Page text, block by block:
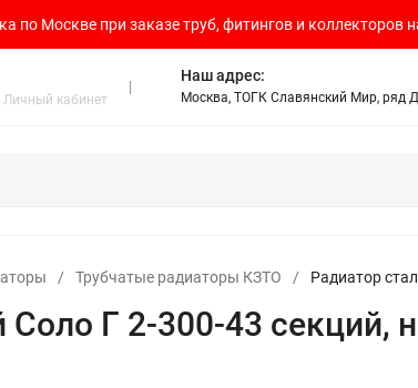
по Москве при заказе труб, фитингов и коллекторов
Личный кабинет
Наш адрес:
Москва, ТОГК Славянский Мир, ряд
/ Трубчатые радиаторы КЗТО / Радиатор
Соло Г 2-300-43